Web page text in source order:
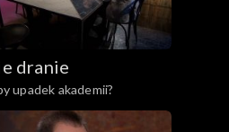
dranie
upadek akademii?